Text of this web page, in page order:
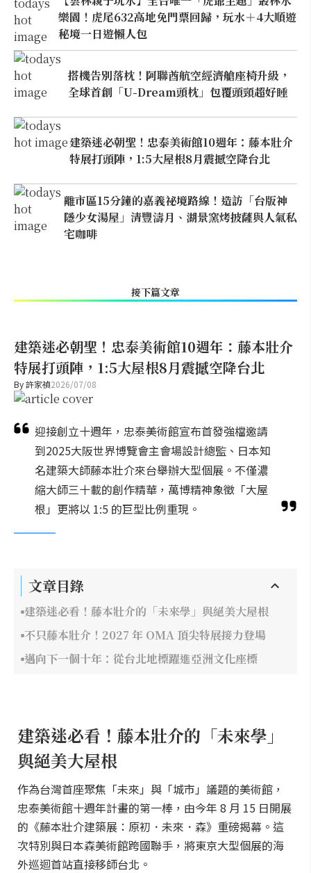
樂園！虎尾632高地免門票回歸，玩水＋4大順遊
秘境一日遊懶人包
搭機告別落枕！阿聯酋航空經濟艙座椅升級，
全球首創「U-Dream頭枕」包覆頭頸超好睡
建築迷必朝聖！忠泰美術館10週年：藤本壯介
特展打頭陣，1:5大屋根8月震撼空降台北
離市區15分鐘的嘉義祕境路線！造訪「台版神
隱少女湯屋」清豐濤月、湖景窯烤披薩與人氣私
宅咖啡
接下篇文章
建築迷必朝聖！忠泰美術館10週年：藤本壯介
特展打頭陣，1:5大屋根8月震撼空降台北
By許家禎2026/07/08
迎接創立十週年，忠泰美術館宣布首發強檔邀請
到2025大阪世界博覽會主會場設計總監、日本知
名建築大師藤本壯介來台舉辦大型個展。不僅濃
縮大師三十載的創作精華，萬博精神象徵「大屋
根」更將以 1:5 的巨型比例重現。
文章目錄
建築迷必看！藤本壯介的「未來學」與絕美大屋根
不只藤本壯介！2027 年 OMA 頂尖特展接力登場
邁向下一個十年：從台北地標躍進亞洲文化座標
建築迷必看！藤本壯介的「未來學」
與絕美大屋根
作為台灣首座聚焦「未來」與「城市」議題的美術館，
忠泰美術館十週年計畫的第一棒，由今年 8 月 15 日開展
的《藤本壯介建築展：原初．未來．森》重磅揭幕。這
次特別與日本森美術館跨國聯手，將東京大型個展的海
外巡迴首站直接移師台北。